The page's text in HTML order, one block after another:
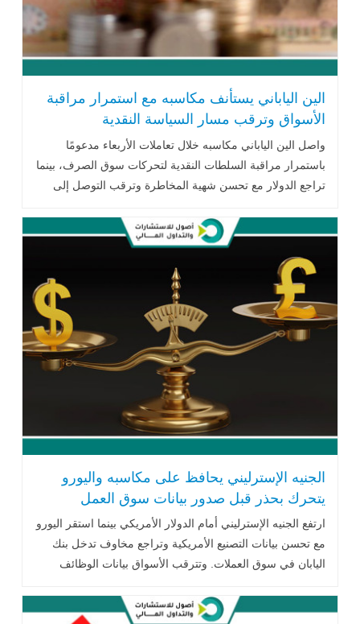
الين الياباني يستأنف مكاسبه مع استمرار مراقبة
الأسواق وترقب مسار السياسة النقدية
واصل الين الياباني مكاسبه خلال تعاملات الأربعاء مدعومًا
باستمرار مراقبة السلطات النقدية لتحركات سوق الصرف، بينما
تراجع الدولار مع تحسن شهية المخاطرة وترقب التوصل إلى
مسار السياسة النقدية لبنك اليابان.
الجنيه الإسترليني يحافظ على مكاسبه واليورو
يتحرك بحذر قبل صدور بيانات سوق العمل
الأمريكية
ارتفع الجنيه الإسترليني أمام الدولار الأمريكي بينما استقر اليورو
مع تحسن بيانات التصنيع الأمريكية وتراجع مخاوف تدخل بنك
اليابان في سوق العملات. وتترقب الأسواق بيانات الوظائف
الفيدرالي خلال الفترة المقبلة.